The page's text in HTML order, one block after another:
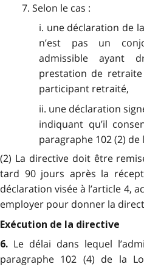
7. Selon le cas :
i. une déclaration de
n’est pas un
admissible ayant
prestation de
participant retraité,
ii. une déclaration
indiquant qu’il
paragraphe 102 (2) de
(2) La directive doit être
tard 90 jours après la
déclaration visée à l’article 4,
employer pour donner la
Exécution de la directive
6. Le délai dans lequel
paragraphe 102 (4) de la